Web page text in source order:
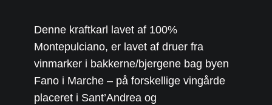
Denne kraftkarl lavet af 100%
Montepulciano, er lavet af druer fra
vinmarker i bakkerne/bjergene bag byen
Fano i Marche – på forskellige vingårde
placeret i Sant’Andrea og